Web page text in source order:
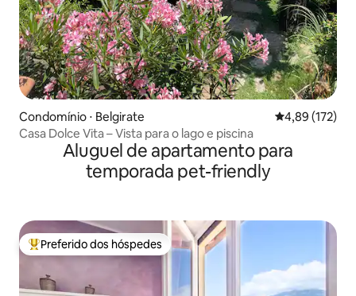
Condomínio ⋅ Belgirate 4,89 de uma
4,89 (172)
Casa Dolce Vita – Vista para o lago e piscina
Aluguel de apartamento para
temporada pet-friendly
Entre os melhores preferidos dos hóspedes
Preferido dos hóspedes